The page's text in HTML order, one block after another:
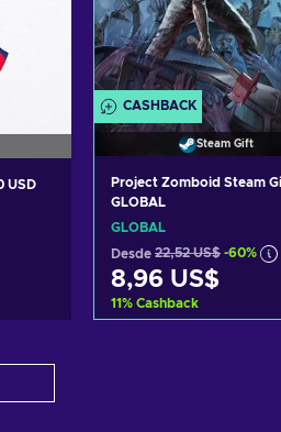
USD
CASHBACK
Steam Gift
Project Zomboid Steam
GLOBAL
GLOBAL
Desde 22,52 US$ -60%
8,96 US$
11% Cashback